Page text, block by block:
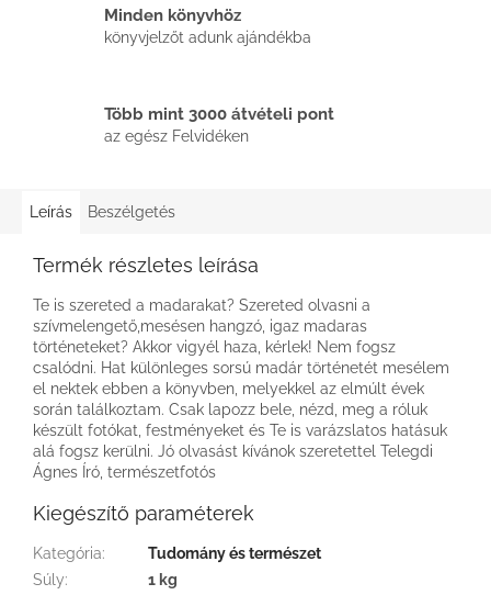
Minden könyvhöz
könyvjelzőt adunk ajándékba
Több mint 3000 átvételi pont
az egész Felvidéken
Leírás Beszélgetés
Termék részletes leírása
Te is szereted a madarakat? Szereted olvasni a
szívmelengető,mesésen hangzó, igaz madaras
történeteket? Akkor vigyél haza, kérlek! Nem fogsz
csalódni. Hat különleges sorsú madár történetét mesélem
el nektek ebben a könyvben, melyekkel az elmúlt évek
során találkoztam. Csak lapozz bele, nézd, meg a róluk
készült fotókat, festményeket és Te is varázslatos hatásuk
alá fogsz kerülni. Jó olvasást kívánok szeretettel Telegdi
Ágnes Író, természetfotós
Kiegészítő paraméterek
Kategória:
Tudomány és természet
Súly:
1 kg